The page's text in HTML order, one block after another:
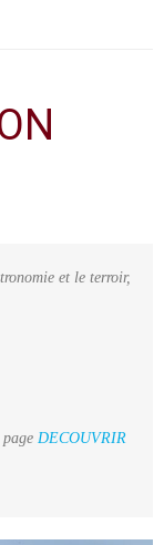
et le terroir,
DECOUVRIR